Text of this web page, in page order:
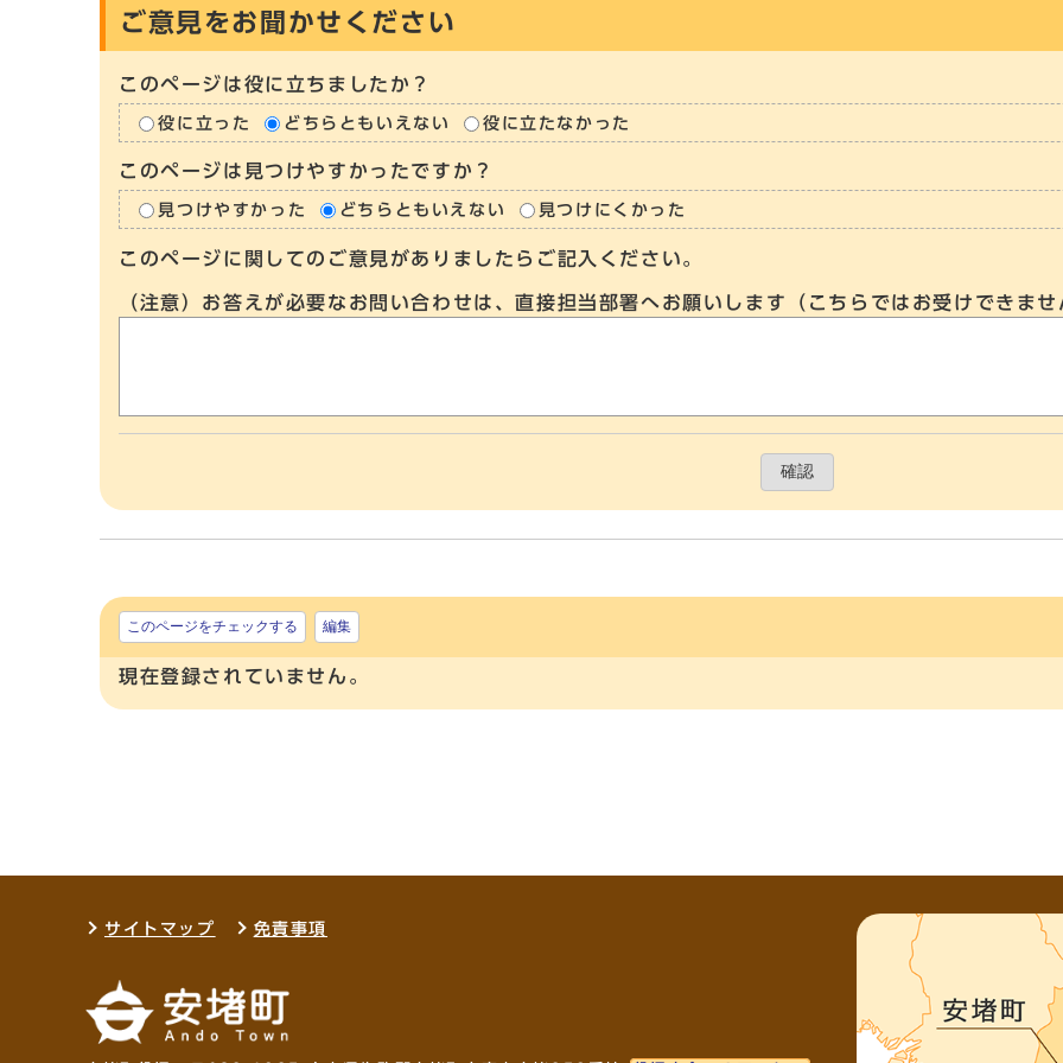
ご意見をお聞かせください
このページは役に立ちましたか？
役に立った どちらともいえない 役に立たなかった
このページは見つけやすかったですか？
見つけやすかった どちらともいえない 見つけにくかった
このページに関してのご意見がありましたらご記入ください。
（注意）お答えが必要なお問い合わせは、直接担当部署へお願いします（こちらではお受けできま
確認
このページをチェックする 編集
現在登録されていません。
サイトマップ 免責事項